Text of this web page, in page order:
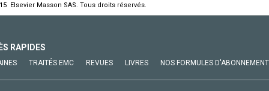
Elsevier Masson SAS. Tous droits réservés.
RAPIDES
TRAITÉS EMC REVUES LIVRES NOS FORMULES